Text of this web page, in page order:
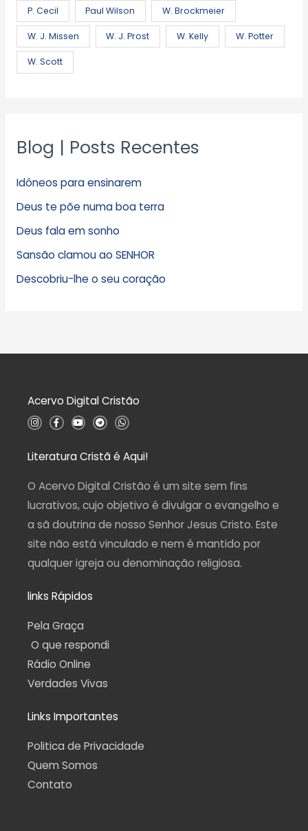
P. Cecil Paul Wilson W. Brockmeier
W. J. Missen W. J. Prost W. Kelly W. Potter
W. Scott
Blog | Posts Recentes
Idôneos para ensinarem
Deus te põe numa boa terra
Deus fala em sonho
Sansão clamou ao SENHOR
Descobriu-lhe o seu coração
Acervo Digital Cristão
I
n
a
g
a
m
F
a
b
o
k
-
f
Y
o
u
b
T
e
g
r
m
W
h
s
a
p
Literatura Cristã é Aqui!
O Acervo Digital Cristão é um site sem fins
lucrativos, cujo objetivo é divulgar o evangelho e
a sã doutrina de nosso Senhor Jesus Cristo. Este
site não está vinculado e nem é mantido por
qualquer igreja ou denominação religiosa.
links Rápidos
Pela Graça
O que respondi
Rádio Online
Verdades Vivas
Links Importantes
Politica de Privacidade
Quem Somos
Contato